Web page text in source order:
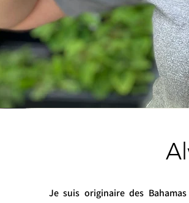
Je suis originaire des